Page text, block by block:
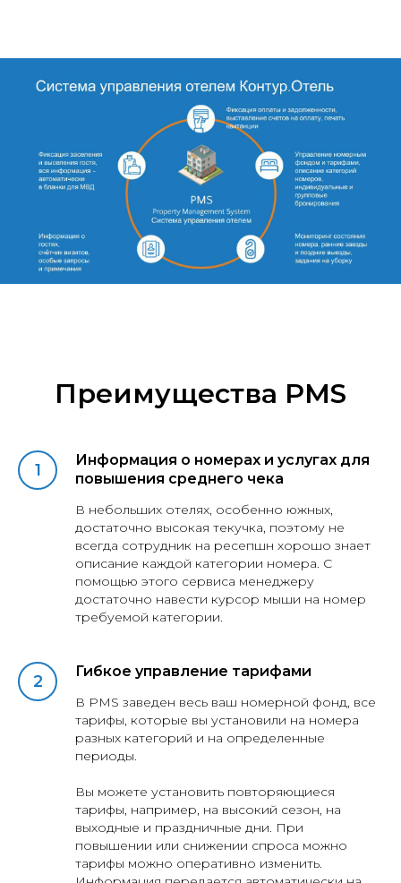
Преимущества PMS
Информация о номерах и услугах для
повышения среднего чека
В небольших отелях, особенно южных,
достаточно высокая текучка, поэтому не
всегда сотрудник на ресепшн хорошо знает
описание каждой категории номера. С
помощью этого сервиса менеджеру
достаточно навести курсор мыши на номер
требуемой категории.
Гибкое управление тарифами
В PMS заведен весь ваш номерной фонд, все
тарифы, которые вы установили на номера
разных категорий и на определенные
периоды.
Вы можете установить повторяющиеся
тарифы, например, на высокий сезон, на
выходные и праздничные дни. При
повышении или снижении спроса можно
тарифы можно оперативно изменить.